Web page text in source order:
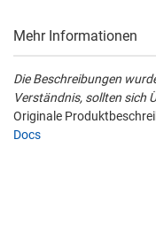
Mehr Informationen
Die Beschreibungen
Verständnis, sollten sich
Originale
Docs